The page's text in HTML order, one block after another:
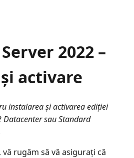
2022 –
activare
instalarea și activarea ediției
Datacenter sau Standard
rugăm să vă asigurați că